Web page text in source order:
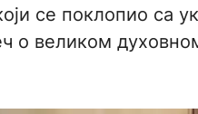
се поклопио са
о великом